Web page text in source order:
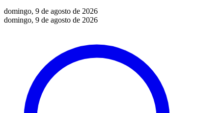
domingo, 9 de agosto de 2026
domingo, 9 de agosto de 2026